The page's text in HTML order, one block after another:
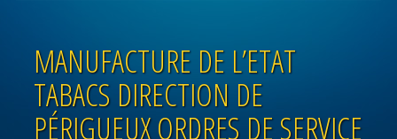
MANUFACTURE DE L’ETAT
TABACS DIRECTION DE
PÉRIGUEUX ORDRES DE SERVICE